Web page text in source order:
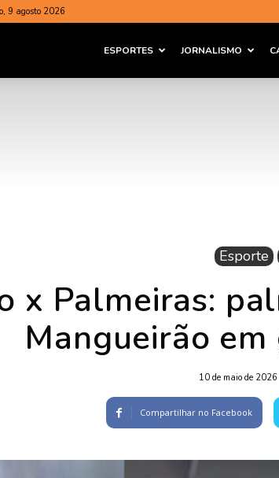
9 agosto 2026
ESPORTES JORNALISMO
Esporte
x Palmeiras:
Mangueirão
10 de maio de 2026
Compartilhar no Facebook